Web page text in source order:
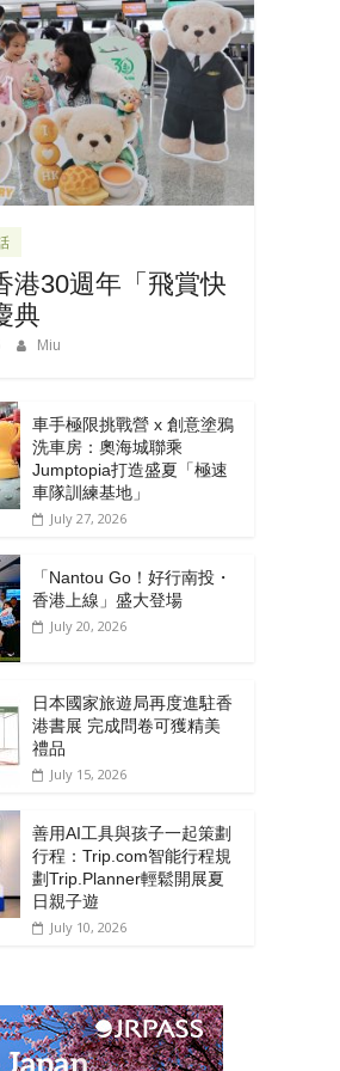
港30週年「飛賞快
典
Miu
車手極限挑戰營 x 創意塗鴉
洗車房：奧海城聯乘
Jumptopia打造盛夏「極速
車隊訓練基地」
July 27, 2026
「Nantou Go！好行南投・
香港上線」盛大登場
July 20, 2026
日本國家旅遊局再度進駐香
港書展 完成問卷可獲精美
禮品
July 15, 2026
善用AI工具與孩子一起策劃
行程：Trip.com智能行程規
劃Trip.Planner輕鬆開展夏
日親子遊
July 10, 2026